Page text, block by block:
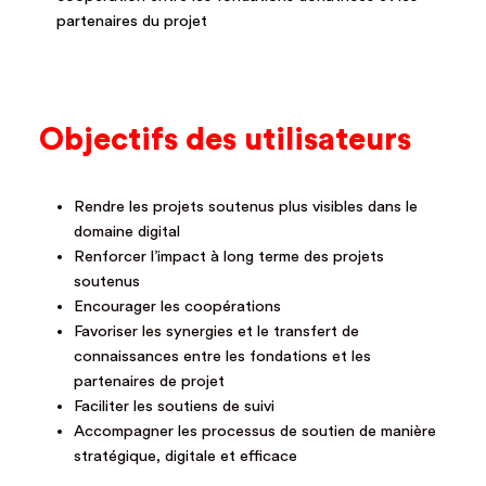
partenaires du projet
Objectifs des utilisateurs
Rendre les projets soutenus plus visibles dans le
domaine digital
Renforcer l’impact à long terme des projets
soutenus
Encourager les coopérations
Favoriser les synergies et le transfert de
connaissances entre les fondations et les
partenaires de projet
Faciliter les soutiens de suivi
Accompagner les processus de soutien de manière
stratégique, digitale et efficace